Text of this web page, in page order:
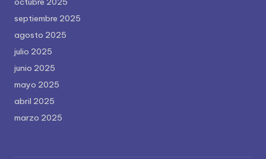
septiembre 2025
agosto 2025
julio 2025
junio 2025
mayo 2025
abril 2025
marzo 2025